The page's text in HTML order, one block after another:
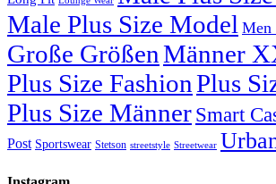
Male Plus Size Model Men
Große GrößenMänner
Plus Size FashionPlus
Plus Size MännerSmart
Post Sportswear Stetson streetstyle Streetwear